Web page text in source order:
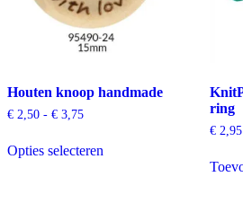
Houten knoop handmade
€ 2,50 - € 3,75Prijsklasse:
€ 3,75
Opties selecteren
ring
€2,95